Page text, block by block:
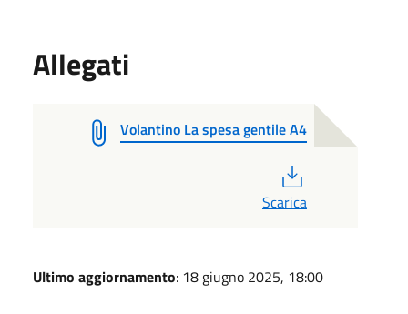
Allegati
Volantino La spesa gentile A4
Scarica
Ultimo aggiornamento: 18 giugno 2025, 18:00